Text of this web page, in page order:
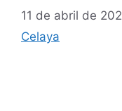
11 de abril de
Celaya